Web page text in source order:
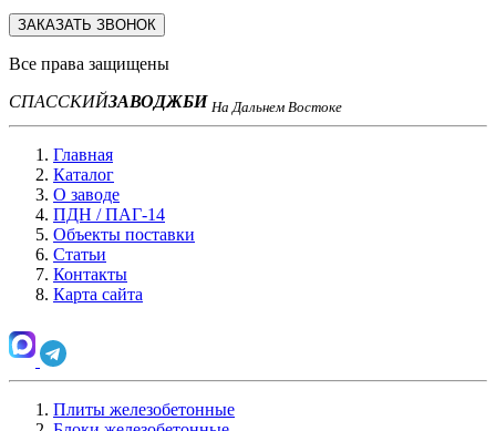
ЗАКАЗАТЬ ЗВОНОК
Все права защищены
СПАССКИЙЗАВОДЖБИ На Дальнем Востоке
Главная
Каталог
О заводе
ПДН / ПАГ-14
Объекты поставки
Статьи
Контакты
Карта сайта
Плиты железобетонные